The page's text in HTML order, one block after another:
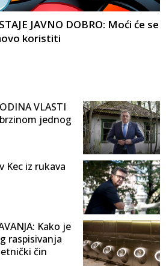
JAVNO DOBRO: Moći će se
koristiti
VLASTI
brzinom jednog
Kec iz rukava
Kako je
raspisivanja
čin